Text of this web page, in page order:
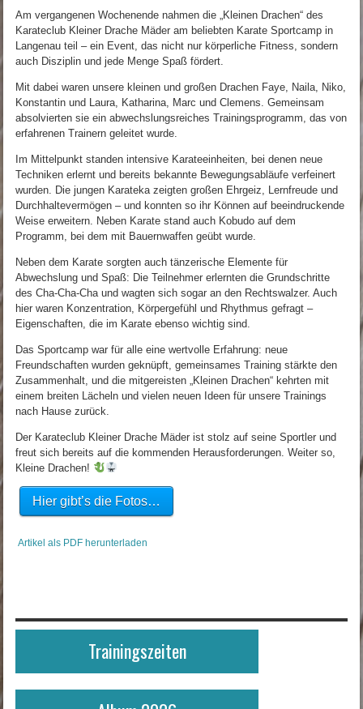
Am vergangenen Wochenende nahmen die „Kleinen Drachen“ des
Karateclub Kleiner Drache Mäder am beliebten Karate Sportcamp in
Langenau teil – ein Event, das nicht nur körperliche Fitness, sondern
auch Disziplin und jede Menge Spaß fördert.
Mit dabei waren unsere kleinen und großen Drachen Faye, Naila, Niko,
Konstantin und Laura, Katharina, Marc und Clemens. Gemeinsam
absolvierten sie ein abwechslungsreiches Trainingsprogramm, das von
erfahrenen Trainern geleitet wurde.
Im Mittelpunkt standen intensive Karateeinheiten, bei denen neue
Techniken erlernt und bereits bekannte Bewegungsabläufe verfeinert
wurden. Die jungen Karateka zeigten großen Ehrgeiz, Lernfreude und
Durchhaltevermögen – und konnten so ihr Können auf beeindruckende
Weise erweitern. Neben Karate stand auch Kobudo auf dem
Programm, bei dem mit Bauernwaffen geübt wurde.
Neben dem Karate sorgten auch tänzerische Elemente für
Abwechslung und Spaß: Die Teilnehmer erlernten die Grundschritte
des Cha-Cha-Cha und wagten sich sogar an den Rechtswalzer. Auch
hier waren Konzentration, Körpergefühl und Rhythmus gefragt –
Eigenschaften, die im Karate ebenso wichtig sind.
Das Sportcamp war für alle eine wertvolle Erfahrung: neue
Freundschaften wurden geknüpft, gemeinsames Training stärkte den
Zusammenhalt, und die mitgereisten „Kleinen Drachen“ kehrten mit
einem breiten Lächeln und vielen neuen Ideen für unsere Trainings
nach Hause zurück.
Der Karateclub Kleiner Drache Mäder ist stolz auf seine Sportler und
freut sich bereits auf die kommenden Herausforderungen. Weiter so,
Kleine Drachen!
Hier gibt’s die Fotos…
Artikel als PDF herunterladen
Trainingszeiten